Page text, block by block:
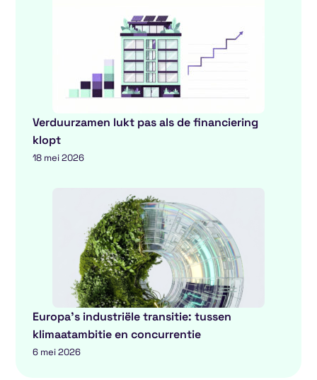
Verduurzamen lukt pas als de financiering
klopt
18 mei 2026
Europa’s industriële transitie: tussen
klimaatambitie en concurrentie
6 mei 2026